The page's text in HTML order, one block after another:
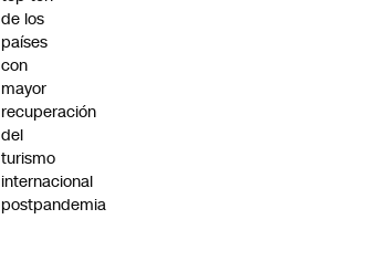
de los
países
con
mayor
recuperación
del
turismo
internacional
postpandemia